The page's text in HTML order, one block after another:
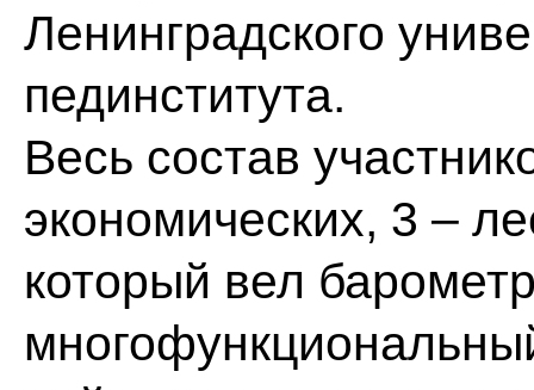
Ленинградского
пединститута.
Весь состав
экономических, 3 –
который вел